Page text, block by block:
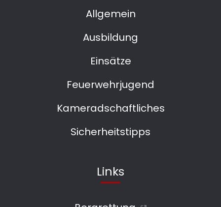
Allgemein
Ausbildung
Einsätze
Feuerwehrjugend
Kameradschaftliches
Sicherheitstipps
Links